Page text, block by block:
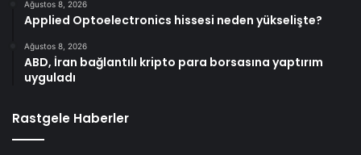
Ağustos 8, 2026
Applied Optoelectronics hissesi neden yükselişte?
Ağustos 8, 2026
ABD, İran bağlantılı kripto para borsasına yaptırım
uyguladı
Rastgele Haberler